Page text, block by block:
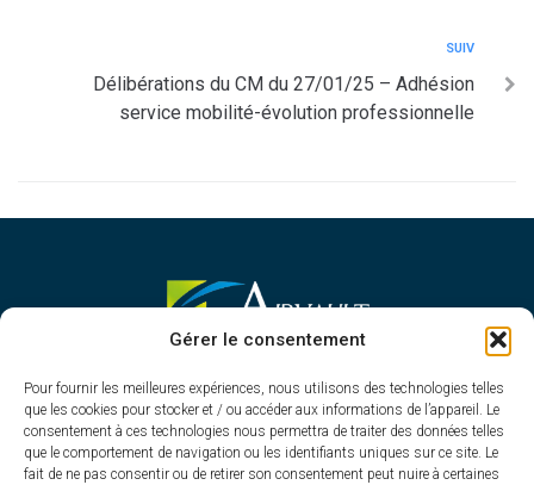
Gérer le consentement
Pour fournir les meilleures expériences, nous utilisons des technologies telles
que les cookies pour stocker et / ou accéder aux informations de l’appareil. Le
consentement à ces technologies nous permettra de traiter des données telles
que le comportement de navigation ou les identifiants uniques sur ce site. Le
fait de ne pas consentir ou de retirer son consentement peut nuire à certaines
SUIV
Délibérations du CM du 27/01/25 – Adhésion
service mobilité-évolution professionnelle
MAIRIE D'AIRVAULT
1 Rue Constant Balquet,
79600 Airvault
05 49 64 70 13